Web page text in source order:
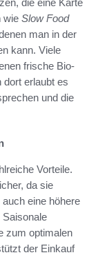
wie Slow Food
man in der
kann. Viele
frische Bio-
dort erlaubt es
und die
Vorteile.
da sie
eine höhere
zum optimalen
der Einkauf